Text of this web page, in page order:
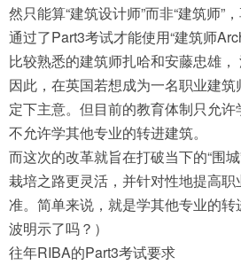
然只能算“建筑设计师”而非“建筑师”
通过了Part3考试才能使用“建筑师
比较熟悉的建筑师扎哈和安藤忠雄，
因此，在英国若想成为一名职业建
定下主意。但目前的教育体制只允
不允许学其他专业的转进建筑。
而这次的改革就旨在打破当下的“围
栽培之路更灵活，并针对性地提高
准。简单来说，就是学其他专业的
波明示了吗？）
往年RIBA的Part3考试要求